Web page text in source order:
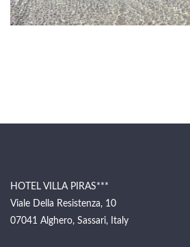
HOTEL VILLA PIRAS***
Viale Della Resistenza, 10
07041 Alghero, Sassari, Italy